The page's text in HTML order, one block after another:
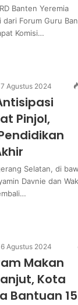
Banten Yeremia
Forum Guru
Komisi…
7 Agustus 2024
Pinjol,
Selatan, di
Davnie dan
6 Agustus 2024
Makan
Kota
Bantuan 15